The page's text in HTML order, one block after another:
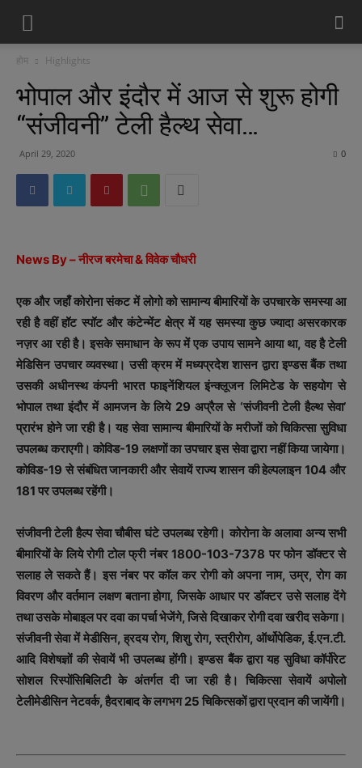
होम Highlights
भोपाल और इंदौर में आज से शुरू होगी
“संजीवनी” टेली हैल्थ सेवा…
April 29, 2020 0
News By – नीरज बरमेचा & विवेक चौधरी
एक और जहाँ कोरोना संकट में लोगो को सामान्य बीमारियों के उपचारके समस्या आ
रही है वहीं हॉट स्पॉट और कंटेन्मेंट क्षेत्र में यह समस्या कुछ ज्यादा असरकारक
नज़र आ रही है। इसके समाधान के रूप में एक उपाय सामने आया था, वह है टेली
मेडिसिन उपचार व्यवस्था। उसी क्रम में मध्यप्रदेश शासन द्वारा इण्डस बैंक तथा
उसकी अधीनस्थ कंपनी भारत फाइनेंशियल इंन्क्लूजन लिमिटेड के सहयोग से
भोपाल तथा इंदौर में आमजन के लिये 29 अप्रैल से ‘संजीवनी टेली हैल्थ सेवा’
प्रारंभ होने जा रही है। यह सेवा सामान्य बीमारियों के मरीजों को चिकित्सा सुविधा
उपलब्ध कराएगी। कोविड-19 लक्षणों का उपचार इस सेवा द्वारा नहीं किया जायेगा।
कोविड-19 से संबंधित जानकारी और सेवायें राज्य शासन की हेल्पलाइन 104 और
181 पर उपलब्ध रहेंगी।
संजीवनी टेली हैल्प सेवा चौबीस घंटे उपलब्ध रहेगी। कोरोना के अलावा अन्य सभी
बीमारियों के लिये रोगी टोल फ्री नंबर 1800-103-7378 पर फोन डॉक्टर से
सलाह ले सकते हैं। इस नंबर पर कॉल कर रोगी को अपना नाम, उम्र, रोग का
विवरण और वर्तमान लक्षण बताना होगा, जिसके आधार पर डॉक्टर उसे सलाह देंगे
तथा उसके मोबाइल पर दवा का पर्चा भेजेंगे, जिसे दिखाकर रोगी दवा खरीद सकेगा।
संजीवनी सेवा में मेडीसिन, ह्रदय रोग, शिशु रोग, स्त्रीरोग, ऑर्थोपेडिक, ई.एन.टी.
आदि विशेषज्ञों की सेवायें भी उपलब्ध होंगी। इण्डस बैंक द्वारा यह सुविधा कॉर्पोरेट
सोशल रिस्पोंसिबिलिटी के अंतर्गत दी जा रही है। चिकित्सा सेवायें अपोलो
टेलीमेडीसिन नेटवर्क, हैदराबाद के लगभग 25 चिकित्सकों द्वारा प्रदान की जायेंगी।